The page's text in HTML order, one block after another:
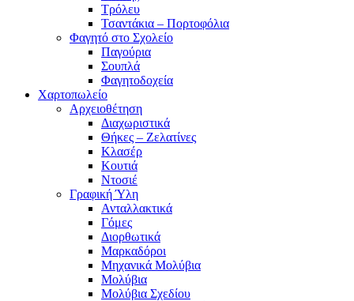
Τρόλευ
Τσαντάκια – Πορτοφόλια
Φαγητό στο Σχολείο
Παγούρια
Σουπλά
Φαγητοδοχεία
Χαρτοπωλείο
Αρχειοθέτηση
Διαχωριστικά
Θήκες – Ζελατίνες
Κλασέρ
Κουτιά
Ντοσιέ
Γραφική Ύλη
Ανταλλακτικά
Γόμες
Διορθωτικά
Μαρκαδόροι
Μηχανικά Μολύβια
Μολύβια
Μολύβια Σχεδίου